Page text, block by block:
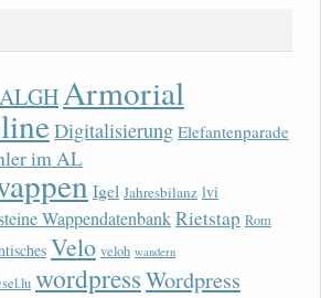
ALGHArmorial
Digitalisierung Elefantenparade
im AL
Igel Jahresbilanz lvi
WappendatenbankRietstap Rom
Velo veloh wandern
wordpressWordpress